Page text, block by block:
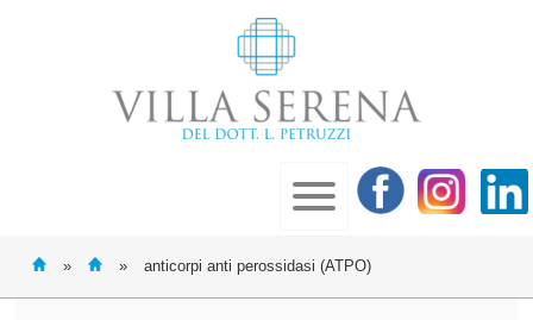
» » anticorpi anti perossidasi (ATPO)